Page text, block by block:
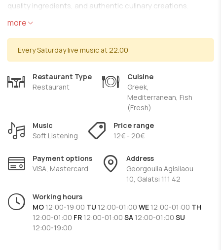
quality ingredients, and authentic culinary creations.
The cuisine at
selected ingredients with modern touches, creating a
variety of thoughtfully prepared dishes with a distinctive
character. The menu includes fresh fish, seafood, quality
meat dishes, flavorful meze, fresh salads, and carefully
crafted creations that highlight the richness of
With its friendly atmosphere, attentive service, and
commitment to quality,Anthelia in Galatsi
special evening featuring flavors that beautifully combine
the sea and the land.
more
Every Saturday live music at 22.00
Restaurant Type
Restaurant
Cuisine
Greek,
Mediterranean, Fish
(Fresh)
Music
Soft Listening
Price range
12€ - 20€
Payment options
VISA, Mastercard
Address
Georgoulia Agisilaou
10, Galatsi 111 42
Working hours
MO 12:00-19:00 TU 12:00-01:00 WE 12:00-01:00 TH
12:00-01:00 FR 12:00-01:00 SA 12:00-01:00 SU
12:00-19:00